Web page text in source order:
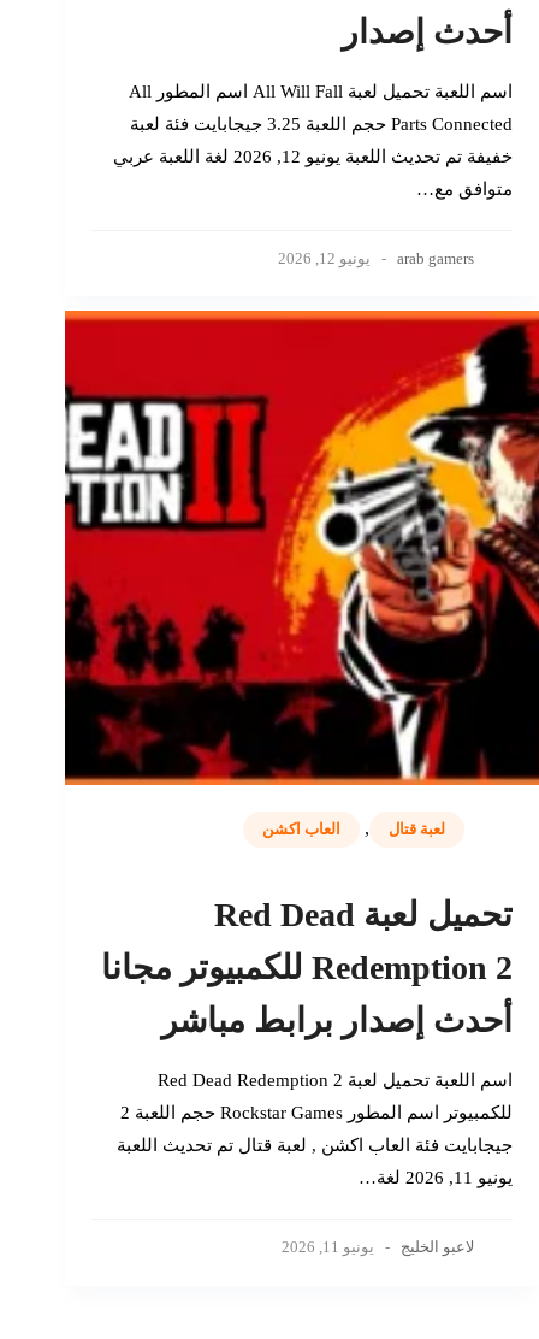
أحدث إصدار
اسم اللعبة تحميل لعبة All Will Fall اسم المطور All
Parts Connected حجم اللعبة 3.25 جيجابايت فئة لعبة
خفيفة تم تحديث اللعبة يونيو 12, 2026 لغة اللعبة عربي
متوافق مع…
arab gamers يونيو 12, 2026
لعبة قتال , العاب اكشن
تحميل لعبة Red Dead
Redemption 2 للكمبيوتر مجانا
أحدث إصدار برابط مباشر
اسم اللعبة تحميل لعبة Red Dead Redemption 2
للكمبيوتر اسم المطور Rockstar Games حجم اللعبة 2
جيجابايت فئة العاب اكشن , لعبة قتال تم تحديث اللعبة
يونيو 11, 2026 لغة…
لاعبو الخليج يونيو 11, 2026